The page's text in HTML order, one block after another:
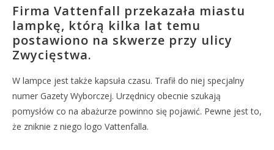
Firma Vattenfall przekazała miastu
lampkę, którą kilka lat temu
postawiono na skwerze przy ulicy
Zwycięstwa.
W lampce jest także kapsuła czasu. Trafił do niej specjalny
numer Gazety Wyborczej. Urzędnicy obecnie szukają
pomysłów co na abażurze powinno się pojawić. Pewne jest to,
że zniknie z niego logo Vattenfalla.